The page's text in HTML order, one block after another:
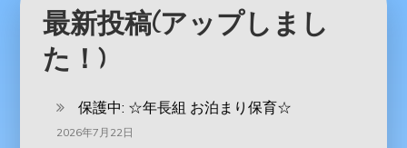
最新投稿(アップしまし
た！)
保護中: ‪☆年長組 お泊まり保育☆
2026年7月22日